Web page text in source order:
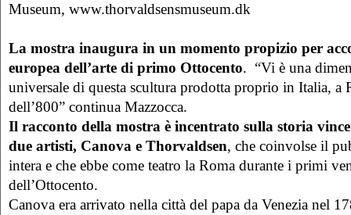
Museum, www.thorvaldsensmuseum.dk
La mostra inaugura in un momento propizio per
europea dell’arte di primo Ottocento. “Vi è una
universale di questa scultura prodotta proprio in Italia, a
dell’800” continua Mazzocca.
Il racconto della mostra è incentrato sulla storia
due artisti, Canova e Thorvaldsen, che coinvolse il
intera e che ebbe come teatro la Roma durante i primi
dell’Ottocento.
Canova era arrivato nella città del papa da Venezia nel